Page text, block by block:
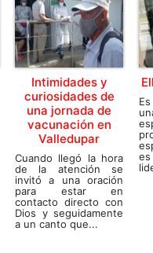
Intimidades y
curiosidades de
una jornada de
vacunación en
Valledupar
Cuando llegó la hora
de la atención se
invitó a una oración
para estar en
contacto directo con
Dios y seguidamente
a un canto que...